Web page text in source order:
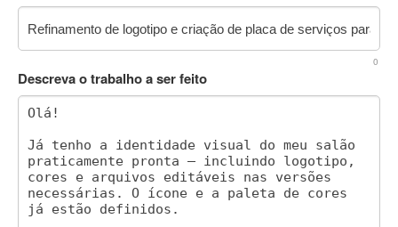
0
Descreva o trabalho a ser feito